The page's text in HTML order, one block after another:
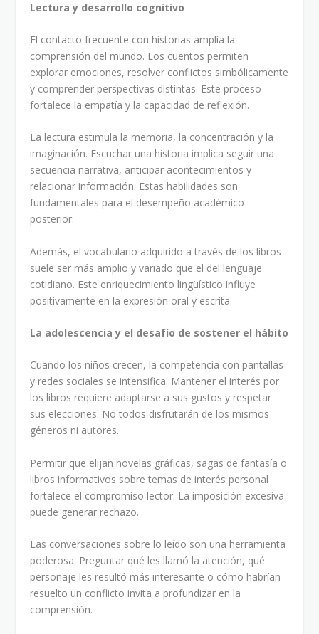
Lectura y desarrollo cognitivo
El contacto frecuente con historias amplía la
comprensión del mundo. Los cuentos permiten
explorar emociones, resolver conflictos simbólicamente
y comprender perspectivas distintas. Este proceso
fortalece la empatía y la capacidad de reflexión.
La lectura estimula la memoria, la concentración y la
imaginación. Escuchar una historia implica seguir una
secuencia narrativa, anticipar acontecimientos y
relacionar información. Estas habilidades son
fundamentales para el desempeño académico
posterior.
Además, el vocabulario adquirido a través de los libros
suele ser más amplio y variado que el del lenguaje
cotidiano. Este enriquecimiento lingüístico influye
positivamente en la expresión oral y escrita.
La adolescencia y el desafío de sostener el hábito
Cuando los niños crecen, la competencia con pantallas
y redes sociales se intensifica. Mantener el interés por
los libros requiere adaptarse a sus gustos y respetar
sus elecciones. No todos disfrutarán de los mismos
géneros ni autores.
Permitir que elijan novelas gráficas, sagas de fantasía o
libros informativos sobre temas de interés personal
fortalece el compromiso lector. La imposición excesiva
puede generar rechazo.
Las conversaciones sobre lo leído son una herramienta
poderosa. Preguntar qué les llamó la atención, qué
personaje les resultó más interesante o cómo habrían
resuelto un conflicto invita a profundizar en la
comprensión.